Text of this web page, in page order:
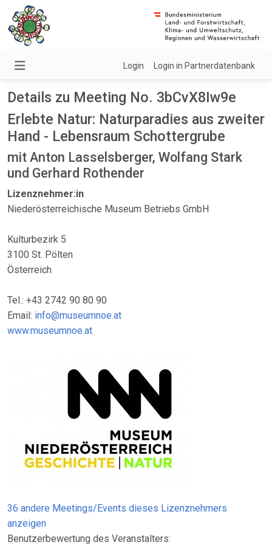
Login Login in Partnerdatenbank
Details zu Meeting No. 3bCvX8Iw9e
Erlebte Natur: Naturparadies aus zweiter
Hand - Lebensraum Schottergrube
mit Anton Lasselsberger, Wolfang Stark
und Gerhard Rothender
Lizenznehmer:in
Niederösterreichische Museum Betriebs GmbH
Kulturbezirk 5
3100 St. Pölten
Österreich
Tel.: +43 2742 90 80 90
Email: info@museumnoe.at
www.museumnoe.at
36 andere Meetings/Events dieses Lizenznehmers
anzeigen
Benutzerbewertung des Veranstalters: